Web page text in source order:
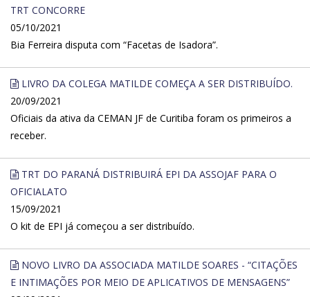
TRT CONCORRE
05/10/2021
Bia Ferreira disputa com “Facetas de Isadora”.
LIVRO DA COLEGA MATILDE COMEÇA A SER DISTRIBUÍDO.
20/09/2021
Oficiais da ativa da CEMAN JF de Curitiba foram os primeiros a
receber.
TRT DO PARANÁ DISTRIBUIRÁ EPI DA ASSOJAF PARA O
OFICIALATO
15/09/2021
O kit de EPI já começou a ser distribuído.
NOVO LIVRO DA ASSOCIADA MATILDE SOARES - “CITAÇÕES
E INTIMAÇÕES POR MEIO DE APLICATIVOS DE MENSAGENS”